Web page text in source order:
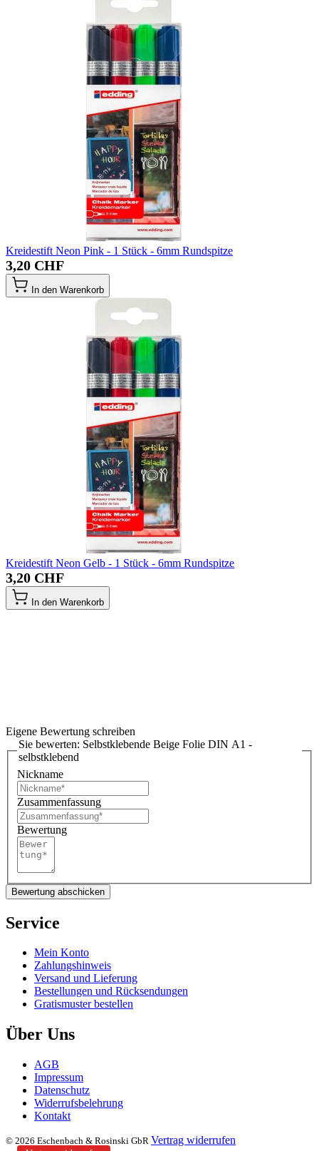
Kreidestift Neon Pink - 1 Stück - 6mm Rundspitze
3,20 CHF
In den Warenkorb
Kreidestift Neon Gelb - 1 Stück - 6mm Rundspitze
3,20 CHF
In den Warenkorb
Eigene Bewertung schreiben
Sie bewerten: Selbstklebende Beige Folie DIN A1 -
selbstklebend
Nickname
Zusammenfassung
Bewertung
Bewertung abschicken
Service
Mein Konto
Zahlungshinweis
Versand und Lieferung
Bestellungen und Rücksendungen
Gratismuster bestellen
Über Uns
AGB
Impressum
Datenschutz
Widerrufsbelehrung
Kontakt
© 2026 Eschenbach & Rosinski GbR Vertrag widerrufen